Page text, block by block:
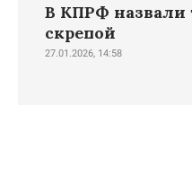
В КПРФ назвали
скрепой
27.01.2026, 14:58